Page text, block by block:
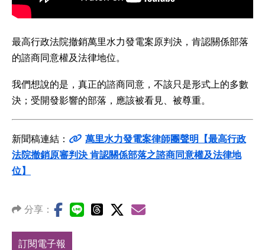
最高行政法院撤銷萬里水力發電案原判決，肯認關係部落
的諮商同意權及法律地位。
我們想說的是，真正的諮商同意，不該只是形式上的多數
決；受開發影響的部落，應該被看見、被尊重。
新聞稿連結：
萬里水力發電案律師團聲明【最高行政
法院撤銷原審判決 肯認關係部落之諮商同意權及法律地
位】
分享：
訂閱電子報